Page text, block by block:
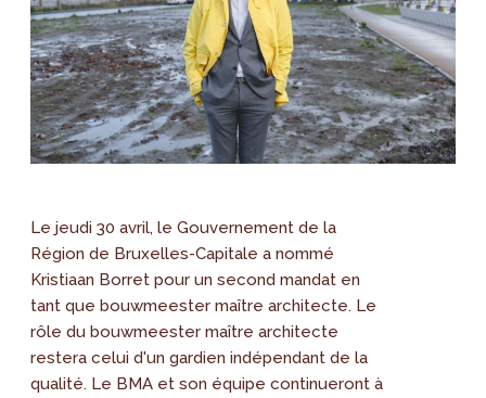
Le jeudi 30 avril, le Gouvernement de la
Région de Bruxelles-Capitale a nommé
Kristiaan Borret pour un second mandat en
tant que bouwmeester maître architecte. Le
rôle du bouwmeester maître architecte
restera celui d'un gardien indépendant de la
qualité. Le BMA et son équipe continueront à